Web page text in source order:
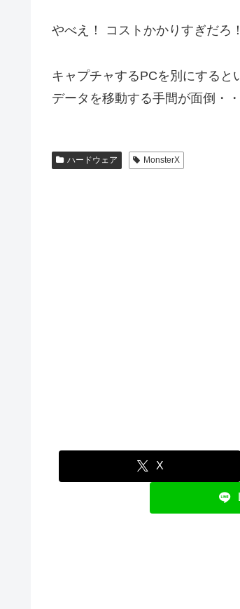
やべえ！ コストかかりすぎだろ！
キャプチャするPCを別にすると
データを移動する手間が面倒・・
ハードウェア MonsterX
X